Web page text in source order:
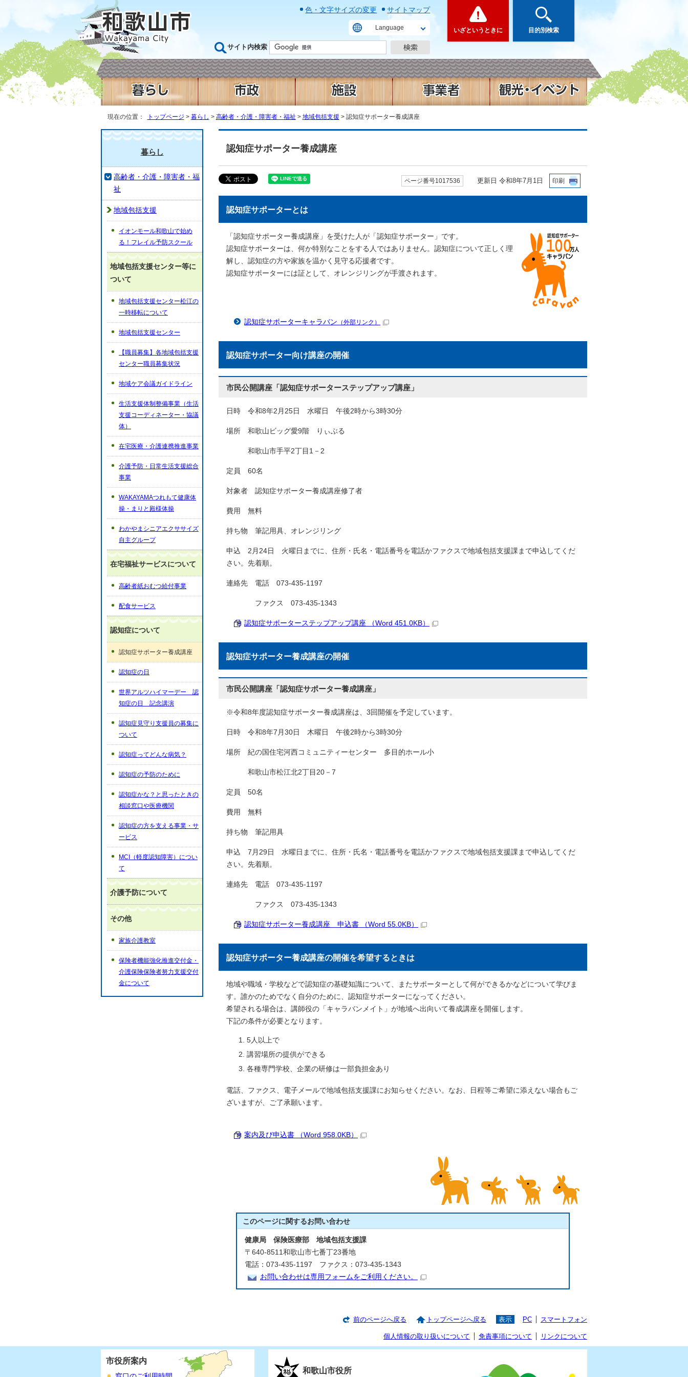
色・文字サイズの変更 サイトマップ
Language
サイト内検索
いざというときに 目的別検索
現在の位置： トップページ > 暮らし > 高齢者・介護・障害者・福祉 > 地域包括支援 > 認知症サポーター養成講座
認知症サポーター養成講座
ページ番号1017536 更新日 令和8年7月1日 印刷
認知症サポーターとは
「認知症サポーター養成講座」を受けた人が「認知症サポーター」です。
認知症サポーターは、何か特別なことをする人ではありません。認知症について正しく理
解し、認知症の方や家族を温かく見守る応援者です。
認知症サポーターには証として、オレンジリングが手渡されます。
認知症サポーターキャラバン （外部リンク）
認知症サポーター向け講座の開催
市民公開講座「認知症サポーターステップアップ講座」
日時 令和8年2月25日 水曜日 午後2時から3時30分
場所 和歌山ビッグ愛9階 りぃぶる
和歌山市手平2丁目1－2
定員 60名
対象者 認知症サポーター養成講座修了者
費用 無料
持ち物 筆記用具、オレンジリング
申込 2月24日 火曜日までに、住所・氏名・電話番号を電話かファクスで地域包括支援課まで申込してくだ
さい。先着順。
連絡先 電話 073-435-1197
ファクス 073-435-1343
認知症サポーターステップアップ講座 （Word 451.0KB）
認知症サポーター養成講座の開催
市民公開講座「認知症サポーター養成講座」
※令和8年度認知症サポーター養成講座は、3回開催を予定しています。
日時 令和8年7月30日 木曜日 午後2時から3時30分
場所 紀の国住宅河西コミュニティーセンター 多目的ホール小
和歌山市松江北2丁目20－7
定員 50名
費用 無料
持ち物 筆記用具
申込 7月29日 水曜日までに、住所・氏名・電話番号を電話かファクスで地域包括支援課まで申込してくだ
さい。先着順。
連絡先 電話 073-435-1197
ファクス 073-435-1343
認知症サポーター養成講座 申込書 （Word 55.0KB）
認知症サポーター養成講座の開催を希望するときは
地域や職域・学校などで認知症の基礎知識について、またサポーターとして何ができるかなどについて学びま
す。誰かのためでなく自分のために、認知症サポーターになってください。
希望される場合は、講師役の「キャラバンメイト」が地域へ出向いて養成講座を開催します。
下記の条件が必要となります。
5人以上で
講習場所の提供ができる
各種専門学校、企業の研修は一部負担金あり
電話、ファクス、電子メールで地域包括支援課にお知らせください。なお、日程等ご希望に添えない場合もご
ざいますが、ご了承願います。
案内及び申込書 （Word 958.0KB）
このページに関するお問い合わせ
健康局 保険医療部 地域包括支援課
〒640-8511和歌山市七番丁23番地
電話：073-435-1197 ファクス：073-435-1343
お問い合わせは専用フォームをご利用ください。
暮らし
高齢者・介護・障害者・福
祉
地域包括支援
イオンモール和歌山で始め
る！フレイル予防スクール
地域包括支援センター等に
ついて
地域包括支援センター松江の
一時移転について
地域包括支援センター
【職員募集】各地域包括支援
センター職員募集状況
地域ケア会議ガイドライン
生活支援体制整備事業（生活
支援コーディネーター・協議
体）
在宅医療・介護連携推進事業
介護予防・日常生活支援総合
事業
WAKAYAMAつれもて健康体
操・まりと殿様体操
わかやまシニアエクササイズ
自主グループ
在宅福祉サービスについて
高齢者紙おむつ給付事業
配食サービス
認知症について
認知症サポーター養成講座
認知症の日
世界アルツハイマーデー 認
知症の日 記念講演
認知症見守り支援員の募集に
ついて
認知症ってどんな病気？
認知症の予防のために
認知症かな？と思ったときの
相談窓口や医療機関
認知症の方を支える事業・サ
ービス
MCI（軽度認知障害）につい
て
介護予防について
その他
家族介護教室
保険者機能強化推進交付金・
介護保険保険者努力支援交付
金について
前のページへ戻る トップページへ戻る 表示 PC スマートフォン
個人情報の取り扱いについて 免責事項について リンクについて
市役所案内
和歌山市役所